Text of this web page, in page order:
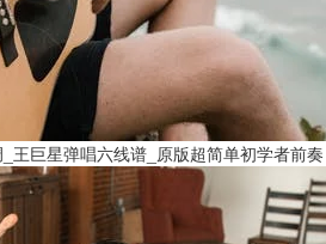
王巨星弹唱六线谱_原版超简单初学者前奏